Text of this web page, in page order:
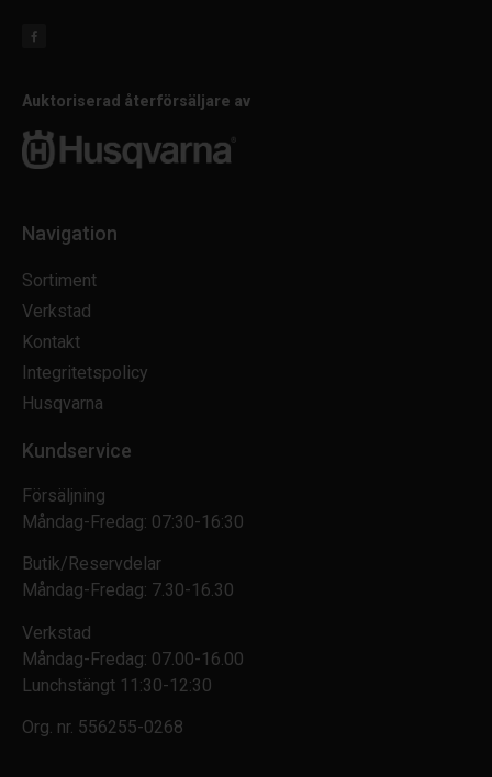
Auktoriserad återförsäljare av
Navigation
Sortiment
Verkstad
Kontakt
Integritetspolicy
Husqvarna
Kundservice
Försäljning
Måndag-Fredag: 07:30-16:30
Butik/Reservdelar
Måndag-Fredag: 7.30-16.30
Verkstad
Måndag-Fredag: 07.00-16.00
Lunchstängt 11:30-12:30
Org. nr. 556255-0268